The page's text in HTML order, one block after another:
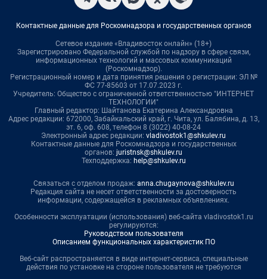
Контактные данные для Роскомнадзора и государственных органов
Сетевое издание «Владивосток онлайн» (18+)
Зарегистрировано Федеральной службой по надзору в сфере связи,
информационных технологий и массовых коммуникаций
(Роскомнадзор).
Регистрационный номер и дата принятия решения о регистрации: ЭЛ №
ФС 77-85603 от 17.07.2023 г.
Учредитель: Общество с ограниченной ответственностью "ИНТЕРНЕТ
ТЕХНОЛОГИИ"
Главный редактор: Шайтанова Екатерина Александровна
Адрес редакции: 672000, Забайкальский край, г. Чита, ул. Балябина, д. 13,
эт. 6, оф. 608, телефон 8 (3022) 40-08-24
Электронный адрес редакции: vladivostok1@shkulev.ru
Контактные данные для Роскомнадзора и государственных
органов: juristnsk@shkulev.ru
Техподдержка: help@shkulev.ru
Связаться с отделом продаж: anna.chugaynova@shkulev.ru
Редакция сайта не несет ответственности за достоверность
информации, содержащейся в рекламных объявлениях.
Особенности эксплуатации (использования) веб-сайта vladivostok1.ru
регулируются:
Руководством пользователя
Описанием функциональных характеристик ПО
Веб-сайт распространяется в виде интернет-сервиса, специальные
действия по установке на стороне пользователя не требуются